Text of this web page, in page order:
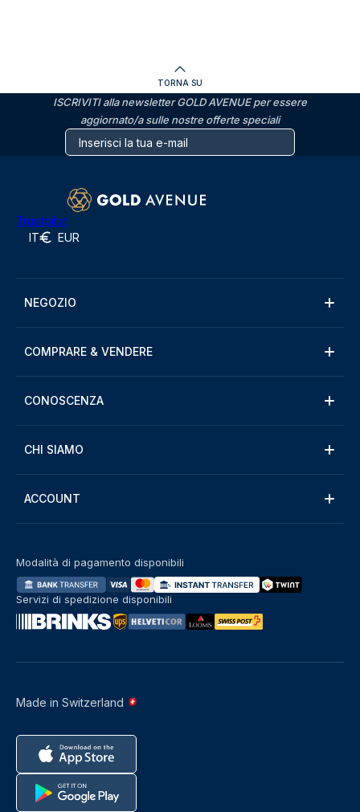
TORNA SU
ISCRIVITI alla newsletter GOLD AVENUE per essere
aggiornato/a sulle nostre offerte speciali
Trustpilot
IT EUR
NEGOZIO
COMPRARE & VENDERE
CONOSCENZA
CHI SIAMO
ACCOUNT
Made in Switzerland
Modalità di pagamento disponibili
Servizi di spedizione disponibili